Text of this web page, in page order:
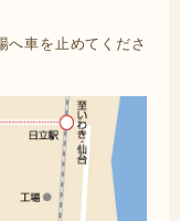
車を止めてくださ